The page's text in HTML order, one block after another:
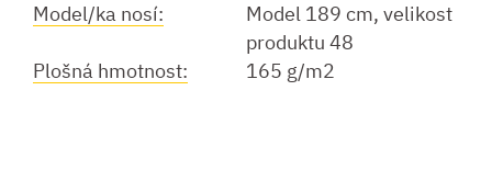
Model/ka nosí:
Model 189 cm, velikost
produktu 48
Plošná hmotnost:
165 g/m2